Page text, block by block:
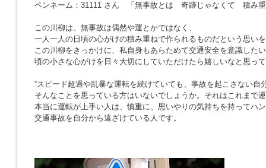
ペンネーム：31111 さん 「無事故とは 奇跡じゃなくて 積み
この川柳は、無事故は偶然や運とかではなく、
一人一人の日頃の心がけの積み重ねで作られるものだという思い
この川柳をきっかけに、私自身もあらためて交通安全を意識した
頃の小さな心がけを日々大切にしていただけたら嬉しいなと思っ
“スピード超過や乱暴な運転を続けていても、事故を起こさない自
そんなことを思っている方はいないでしょうか。それはこれまで
本当に運転が上手い人は、慎重に、思いやりの気持ちを持ってハ
交通事故を自分から遠ざけている人です。